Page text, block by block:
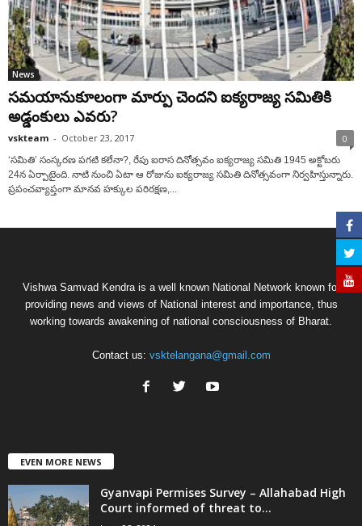
News
సమయానుకూలంగా మార్పు చెందని ఐక్యరాజ్య సమితికి
అడ్డంకులు ఎవరు?
vskteam - October 23, 2017 0
‘సమితి’ సంస్కరణ పగటి కలేనా?, రేపు ఐరాస దినోత్సవం ఐక్యరాజ్య సమితి 1945 అక్టోబరు
24న ఏర్పాటైంది. నాటి నుంచి ఏటా ఆ రోజును ఐక్యరాజ్య సమితి దినోత్సవంగా నిర్వహిస్తున్నారు.
ప్రపంచవ్యాప్తంగా మానవ హక్కుల పరిరక్షణ,...
Vishwa Samvad Kendra is a well known National Network known for
providing news and views of National interest and importance, thus
working towards awakening of national consciousness of Bharat.
Contact us: vsktelangana@gmail.com
EVEN MORE NEWS
Gyanvapi Permises Survey – Allahabad High
Court informed of threat to...